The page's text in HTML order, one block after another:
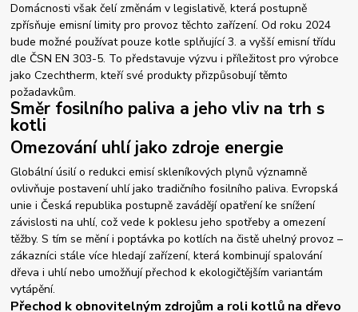
Domácnosti však čelí změnám v legislativě, která postupně
zpřísňuje emisní limity pro provoz těchto zařízení. Od roku 2024
bude možné používat pouze kotle splňující 3. a vyšší emisní třídu
dle ČSN EN 303-5. To představuje výzvu i příležitost pro výrobce
jako Czechtherm, kteří své produkty přizpůsobují těmto
požadavkům.
Směr fosilního paliva a jeho vliv na trh s
kotli
Omezování uhlí jako zdroje energie
Globální úsilí o redukci emisí skleníkových plynů významně
ovlivňuje postavení uhlí jako tradičního fosilního paliva. Evropská
unie i Česká republika postupně zavádějí opatření ke snížení
závislosti na uhlí, což vede k poklesu jeho spotřeby a omezení
těžby. S tím se mění i poptávka po kotlích na čistě uhelný provoz –
zákazníci stále více hledají zařízení, která kombinují spalování
dřeva i uhlí nebo umožňují přechod k ekologičtějším variantám
vytápění.
Přechod k obnovitelným zdrojům a roli kotlů na dřevo